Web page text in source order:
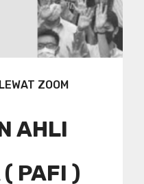
ZOOM
AHLI
PAFI )